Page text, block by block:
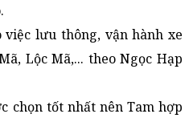
việc lưu thông, vận hành xe
Lộc Mã,... theo Ngọc Hạp
chọn tốt nhất nên Tam hợp